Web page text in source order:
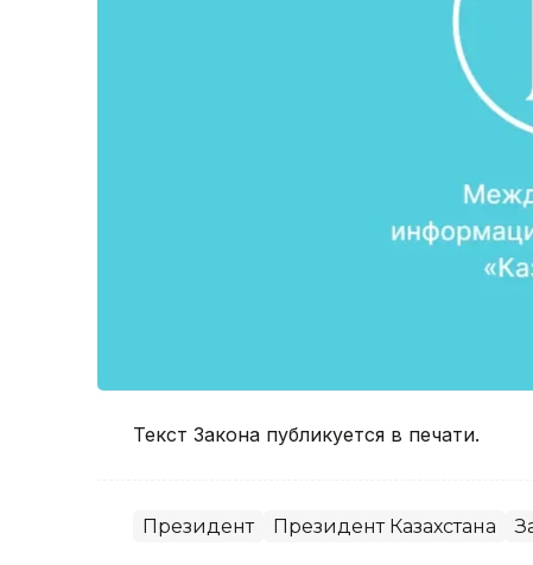
Текст Закона публикуется в печати.
Президент Президент Казахстана